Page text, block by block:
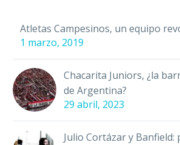
Aunque esto…
Atletas Campesinos, un equipo
1 marzo, 2019
Chacarita Juniors, ¿la
de Argentina?
29 abril, 2023
Julio Cortázar y Banfield: